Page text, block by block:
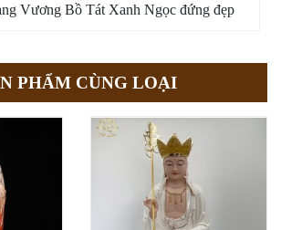
Vương Bồ Tát Xanh Ngọc đứng đẹp
PHẨM CÙNG LOẠI